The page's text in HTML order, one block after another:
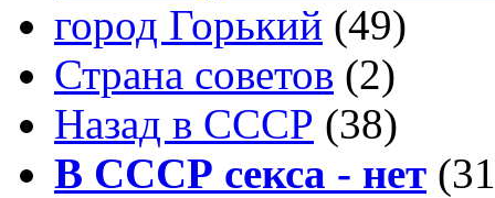
город Горький (49)
Страна советов (2)
Назад в СССР (38)
В СССР секса - нет